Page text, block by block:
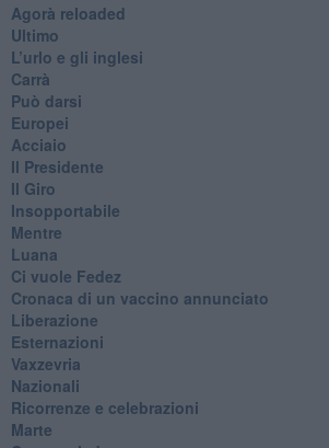
​Agorà reloaded
Ultimo
​L’urlo e gli inglesi
Carrà
Può darsi
Europei
Acciaio
Il Presidente
​Il Giro
Insopportabile
​Mentre
Luana
​Ci vuole Fedez
​Cronaca di un vaccino annunciato
​Liberazione
Esternazioni
Vaxzevria
Nazionali
​Ricorrenze e celebrazioni
Marte